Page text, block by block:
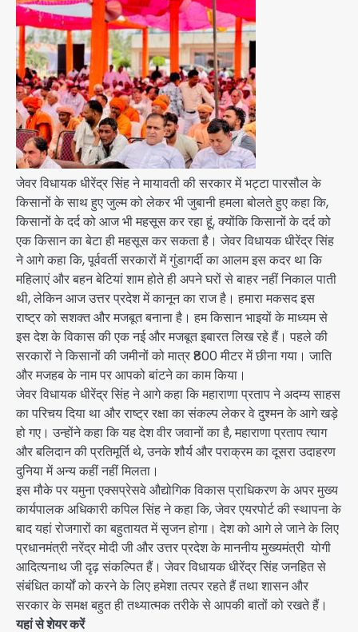
जेवर विधायक धीरेंद्र सिंह ने मायावती की सरकार में भट्टा पारसौल के
किसानों के साथ हुए जुल्म को लेकर भी जुबानी हमला बोलते हुए कहा कि,
किसानों के दर्द को आज भी महसूस कर रहा हूं, क्योंकि किसानों के दर्द को
एक किसान का बेटा ही महसूस कर सकता है। जेवर विधायक धीरेंद्र सिंह
ने आगे कहा कि, पूर्ववर्ती सरकारों में गुंडागर्दी का आलम इस कदर था कि
महिलाएं और बहन बेटियां शाम होते ही अपने घरों से बाहर नहीं निकाल पाती
थी, लेकिन आज उत्तर प्रदेश में कानून का राज है। हमारा मकसद इस
राष्ट्र को सशक्त और मजबूत बनाना है। हम किसान भाइयों के माध्यम से
इस देश के विकास की एक नई और मजबूत इबारत लिख रहे हैं। पहले की
सरकारों ने किसानों की जमीनों को मात्र ₹800 मीटर में छीना गया। जाति
और मजहब के नाम पर आपको बांटने का काम किया।
जेवर विधायक धीरेंद्र सिंह ने आगे कहा कि महाराणा प्रताप ने अदम्य साहस
का परिचय दिया था और राष्ट्र रक्षा का संकल्प लेकर वे दुश्मन के आगे खड़े
हो गए। उन्होंने कहा कि यह देश वीर जवानों का है, महाराणा प्रताप त्याग
और बलिदान की प्रतिमूर्ति थे, उनके शौर्य और पराक्रम का दूसरा उदाहरण
दुनिया में अन्य कहीं नहीं मिलता।
इस मौके पर यमुना एक्सप्रेसवे औद्योगिक विकास प्राधिकरण के अपर मुख्य
कार्यपालक अधिकारी कपिल सिंह ने कहा कि, जेवर एयरपोर्ट की स्थापना के
बाद यहां रोजगारों का बहुतायत में सृजन होगा। देश को आगे ले जाने के लिए
प्रधानमंत्री नरेंद्र मोदी जी और उत्तर प्रदेश के माननीय मुख्यमंत्री योगी
आदित्यनाथ जी दृढ़ संकल्पित हैं। जेवर विधायक धीरेंद्र सिंह जनहित से
संबंधित कार्यों को करने के लिए हमेशा तत्पर रहते हैं तथा शासन और
सरकार के समक्ष बहुत ही तथ्यात्मक तरीके से आपकी बातों को रखते हैं।
यहां से शेयर करें